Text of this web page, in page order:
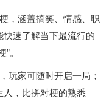
，涵盖搞笑、情感、职
速了解当下最流行的
。
玩家可随时开启一局；
，比拼对梗的熟悉